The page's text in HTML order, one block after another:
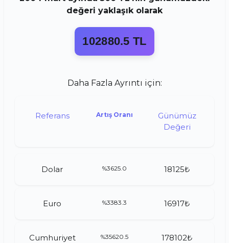
değeri yaklaşık olarak
102880.5 TL
Daha Fazla Ayrıntı için:
Referans Artış Oranı
Günümüz
Değeri
Dolar %3625.0 18125₺
Euro %3383.3 16917₺
Cumhuriyet
%35620.5 178102₺